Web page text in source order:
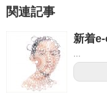
関連記事
新着